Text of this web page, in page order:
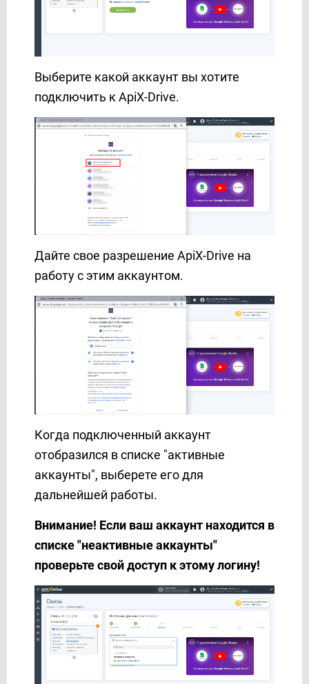
Выберите какой аккаунт вы хотите
подключить к ApiX-Drive.
Дайте свое разрешение ApiX-Drive на
работу с этим аккаунтом.
Когда подключенный аккаунт
отобразился в списке "активные
аккаунты", выберете его для
дальнейшей работы.
Внимание! Если ваш аккаунт находится в
списке "неактивные аккаунты"
проверьте свой доступ к этому логину!